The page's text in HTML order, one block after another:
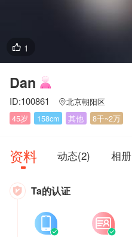
 1
Dan
ID:100861 北京朝阳区
45岁
158cm 其他 8千~2万
资料 动态(2) 相册
 Ta的认证


